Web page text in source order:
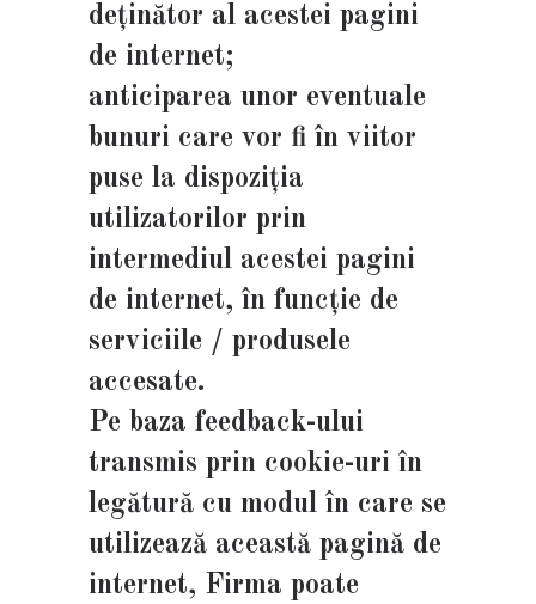
deținător al acestei pagini
de internet;
anticiparea unor eventuale
bunuri care vor fi în viitor
puse la dispoziția
utilizatorilor prin
intermediul acestei pagini
de internet, în funcție de
serviciile / produsele
accesate.
Pe baza feedback-ului
transmis prin cookie-uri în
legătură cu modul în care se
utilizează această pagină de
internet, Firma poate